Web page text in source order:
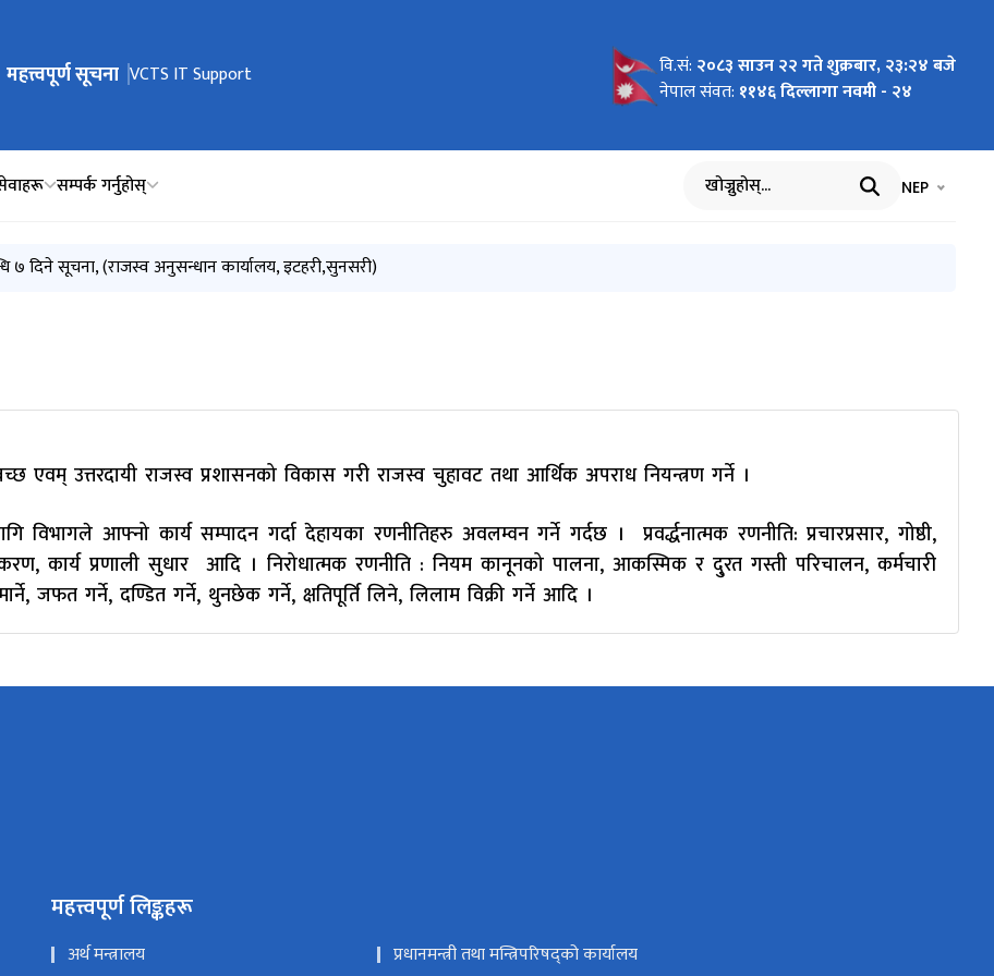
नेभिगेसनमा जानुहोस्
महत्त्वपूर्ण सूचना VCTS IT Support वि.सं: २०८३ साउन २२ गते शुक्रबार, २३:२४ बजे
नेपाल संवत: ११४६ दिल्लागा नवमी - २४
सम्पर्क गर्नुहोस् खोज्नुहोस् भाषा चयन
NEP
सम्मानित ललितपुर जिल्ला अदालत, लगनखेल, ललितपुर समक्ष अभियोग पत्र दायर गरिएको सम्बन्धी प्रेस विज्ञप्ति
७ दिने सूचना, (राजस्व अनुसन्धान कार्यालय, इटहरी,सुनसरी)
७ दिने सूचना, (राजस्व अनुसन्धान कार्यालय, इटहरी,सुनसरी)
एवम् उत्तरदायी राजस्व प्रशासनको विकास गरी राजस्व चुहावट तथा आर्थिक अपराध नियन्त्रण गर्ने ।
विभागले आफ्नो कार्य सम्पादन गर्दा देहायका रणनीतिहरु अवलम्वन गर्ने गर्दछ । प्रवर्द्धनात्मक रणनीति: प्रचारप्रसार, गोष्ठी,
कार्य प्रणाली सुधार आदि । निरोधात्मक रणनीति : नियम कानूनको पालना, आकस्मिक र दु्रत गस्ती परिचालन, कर्मचारी
जफत गर्ने, दण्डित गर्ने, थुनछेक गर्ने, क्षतिपूर्ति लिने, लिलाम विक्री गर्ने आदि ।
महत्त्वपूर्ण लिङ्कहरू
अर्थ मन्त्रालय प्रधानमन्त्री तथा मन्त्रिपरिषद्को कार्यालय